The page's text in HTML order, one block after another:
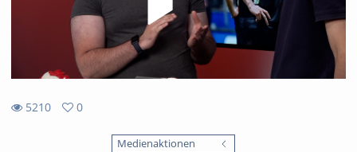
5210
0
Medienaktionen